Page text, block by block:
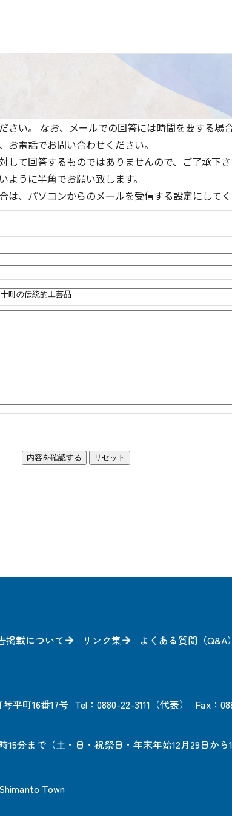
さい。 なお、メールでの回答には時間を要する場合
電話でお問い合わせください。
して回答するものではありませんので、ご了承下さ
うに半角でお願い致します。
、パソコンからのメールを受信する設定にしてく
掲載について リンク集 よくある質問（Q&A）
平町16番17号 Tel：0880-22-3111（代表） Fax：
15分まで （土・日・祝祭日・年末年始12月29日から
Town